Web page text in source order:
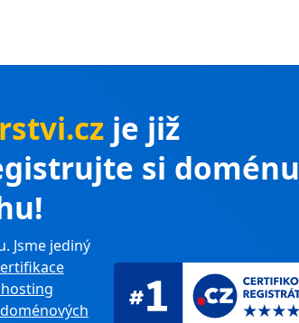
je již
si doménu
Jsme jediný
doménových